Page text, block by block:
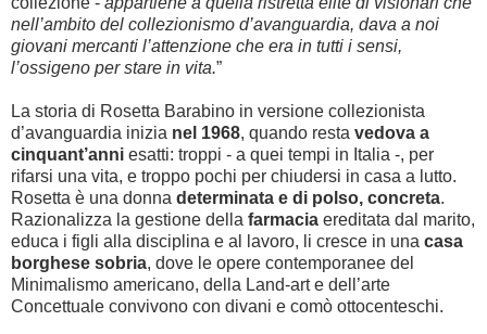
nell’ambito del collezionismo d’avanguardia, dava a noi
giovani mercanti l’attenzione che era in tutti i sensi,
l’ossigeno per stare in vita.”
La storia di Rosetta Barabino in versione collezionista
d’avanguardia inizia nel 1968, quando resta vedova a
cinquant’anni esatti: troppi - a quei tempi in Italia -, per
rifarsi una vita, e troppo pochi per chiudersi in casa a lutto.
Rosetta è una donna determinata e di polso, concreta.
Razionalizza la gestione della farmacia ereditata dal marito,
educa i figli alla disciplina e al lavoro, li cresce in una casa
borghese sobria, dove le opere contemporanee del
Minimalismo americano, della Land-art e dell’arte
Concettuale convivono con divani e comò ottocenteschi.